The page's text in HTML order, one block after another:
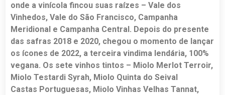
onde a vinícola fincou suas raízes – Vale dos
Vinhedos, Vale do São Francisco, Campanha
Meridional e Campanha Central. Depois do presente
das safras 2018 e 2020, chegou o momento de lançar
os ícones de 2022, a terceira vindima lendária, 100%
vegana. Os sete vinhos tintos – Miolo Merlot Terroir,
Miolo Testardi Syrah, Miolo Quinta do Seival
Castas Portuguesas, Miolo Vinhas Velhas Tannat,